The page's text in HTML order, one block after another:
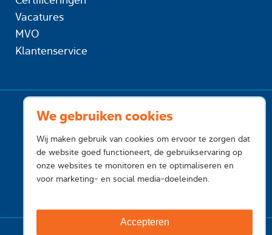
We gebruiken cookies
Wij maken gebruik van cookies om ervoor te zorgen dat
de website goed functioneert, de gebruikservaring op
onze websites te monitoren en te optimaliseren en
voor marketing- en social media-doeleinden.
Accepteren
Vacatures
MVO
Klantenservice